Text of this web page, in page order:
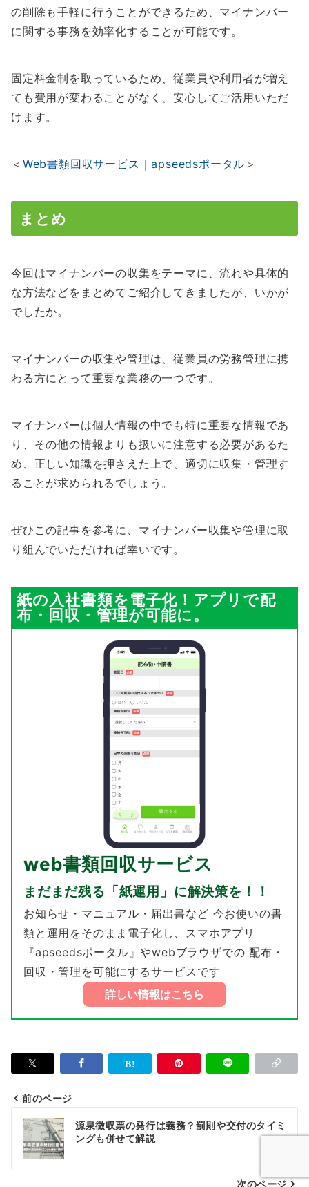
の削除も手軽に行うことができるため、マイナンバー
に関する事務を効率化することが可能です。
固定料金制を取っているため、従業員や利用者が増え
ても費用が変わることがなく、安心してご活用いただ
けます。
＜ Web書類回収サービス｜apseedsポータル ＞
まとめ
今回はマイナンバーの収集をテーマに、流れや具体的
な方法などをまとめてご紹介してきましたが、いかが
でしたか。
マイナンバーの収集や管理は、従業員の労務管理に携
わる方にとって重要な業務の一つです。
マイナンバーは個人情報の中でも特に重要な情報であ
り、その他の情報よりも扱いに注意する必要があるた
め、正しい知識を押さえた上で、適切に収集・管理す
ることが求められるでしょう。
ぜひこの記事を参考に、マイナンバー収集や管理に取
り組んでいただければ幸いです。
紙の入社書類を電子化！アプリで配
布・回収・管理が可能に。
web書類回収サービス
まだまだ残る「紙運用」に解決策を！！
お知らせ・マニュアル・届出書など 今お使いの書
類と運用をそのまま電子化し、スマホアプリ
『apseedsポータル』やwebブラウザでの 配布・
回収・管理を可能にするサービスです
詳しい情報はこちら
投
稿
ナ
前のページ
源泉徴収票の発行は義務？罰則や交付のタイミ
ングも併せて解説
次のページ